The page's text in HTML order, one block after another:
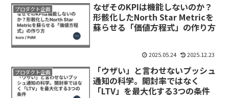
プロダクト企画
なぜそのKPIは機能しないのか？
形骸化したNorth Star Metricを
蘇らせる「価値方程式」の作り方
2025.05.24 2025.12.23
プロダクト企画
「ウザい」と言わせないプッシュ
通知の科学。開封率ではなく
「LTV」を最大化する3つの条件